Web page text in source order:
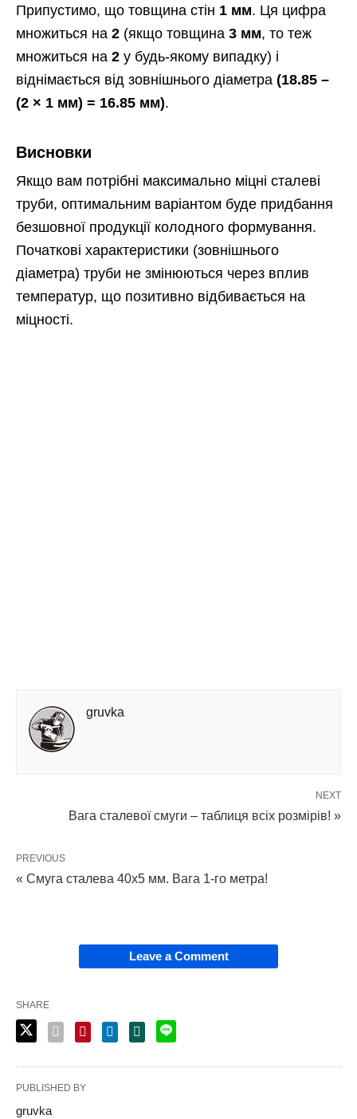
Припустимо, що товщина стін 1 мм. Ця цифра
множиться на 2 (якщо товщина 3 мм, то теж
множиться на 2 у будь-якому випадку) і
віднімається від зовнішнього діаметра (18.85 –
(2 × 1 мм) = 16.85 мм).
Висновки
Якщо вам потрібні максимально міцні сталеві
труби, оптимальним варіантом буде придбання
безшовної продукції колодного формування.
Початкові характеристики (зовнішнього
діаметра) труби не змінюються через вплив
температур, що позитивно відбивається на
міцності.
gruvka
NEXT
Вага сталевої смуги – таблиця всіх розмірів! »
PREVIOUS
« Смуга сталева 40х5 мм. Вага 1-го метра!
Leave a Comment
SHARE
PUBLISHED BY
gruvka